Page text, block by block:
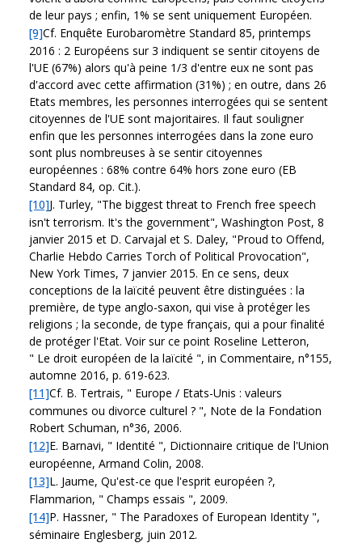
de leur pays ; enfin, 1% se sent uniquement Européen.
[9]Cf. Enquête Eurobaromètre Standard 85, printemps
2016 : 2 Européens sur 3 indiquent se sentir citoyens de
l'UE (67%) alors qu'à peine 1/3 d'entre eux ne sont pas
d'accord avec cette affirmation (31%) ; en outre, dans 26
Etats membres, les personnes interrogées qui se sentent
citoyennes de l'UE sont majoritaires. Il faut souligner
enfin que les personnes interrogées dans la zone euro
sont plus nombreuses à se sentir citoyennes
européennes : 68% contre 64% hors zone euro (EB
Standard 84, op. Cit.).
[10]J. Turley, "The biggest threat to French free speech
isn't terrorism. It's the government", Washington Post, 8
janvier 2015 et D. Carvajal et S. Daley, "Proud to Offend,
Charlie Hebdo Carries Torch of Political Provocation",
New York Times, 7 janvier 2015. En ce sens, deux
conceptions de la laïcité peuvent être distinguées : la
première, de type anglo-saxon, qui vise à protéger les
religions ; la seconde, de type français, qui a pour finalité
de protéger l'Etat. Voir sur ce point Roseline Letteron,
" Le droit européen de la laïcité ", in Commentaire, n°155,
automne 2016, p. 619-623.
[11]Cf. B. Tertrais, " Europe / Etats-Unis : valeurs
communes ou divorce culturel ? ", Note de la Fondation
Robert Schuman, n°36, 2006.
[12]E. Barnavi, " Identité ", Dictionnaire critique de l'Union
européenne, Armand Colin, 2008.
[13]L. Jaume, Qu'est-ce que l'esprit européen ?,
Flammarion, " Champs essais ", 2009.
[14]P. Hassner, " The Paradoxes of European Identity ",
séminaire Englesberg, juin 2012.